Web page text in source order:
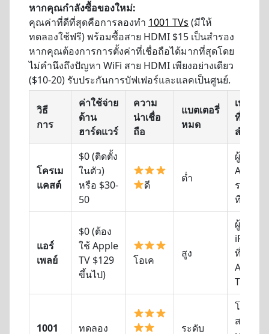
หากคุณกำลังซื้อของใหม่:
คุณค่าที่ดีที่สุดคือการลองทำ 1001 TVs (มีให้
ทดลองใช้ฟรี) พร้อมซื้อสาย HDMI $15 เป็นสำรอง
หากคุณต้องการการตั้งค่าที่เชื่อถือได้มากที่สุดโดย
ไม่คำนึงถึงปัญหา WiFi สาย HDMI เพียงอย่างเดียว
($10-20) รับประกันการบัฟเฟอร์และแลคเป็นศูนย์.
วิธี
การ
ค่าใช้จ่าย
ด้าน
ฮาร์ดแวร์
ความ
น่าเชื่อ
ถือ
แบตเตอรี่
หมด
เหมาะ
ที่สุด
สำหรับ
โครเม
แคสต์
$0 (ติดตั้ง
ในตัว)
หรือ $30-
50
ดี
ต่ำ
ผู้ใช้
รองรับ
ทีวีในตัว
แอร์
เพลย์
$0 (ต้อง
ใช้ Apple
TV $129
ขึ้นไป)
โอเค
สูง
ผู้ใช้
iPhone
ที่มี
Apple
TV
1001
ทดลอง
ระดับ
โซลูชัน
สากล,